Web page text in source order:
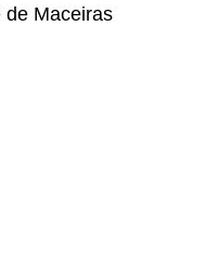
de Maceiras